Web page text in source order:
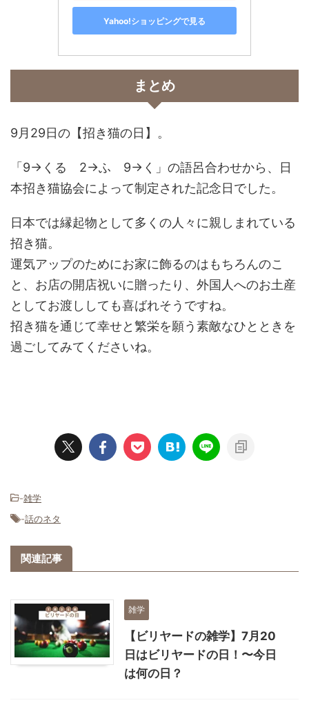
Yahoo!ショッピングで見る
まとめ
9月29日の【招き猫の日】。
「9→くる 2→ふ 9→く」の語呂合わせから、日
本招き猫協会によって制定された記念日でした。
日本では縁起物として多くの人々に親しまれている
招き猫。
運気アップのためにお家に飾るのはもちろんのこ
と、お店の開店祝いに贈ったり、外国人へのお土産
としてお渡ししても喜ばれそうですね。
招き猫を通じて幸せと繁栄を願う素敵なひとときを
過ごしてみてくださいね。
-雑学
-話のネタ
関連記事
雑学
【ビリヤードの雑学】7月20
日はビリヤードの日！〜今日
は何の日？